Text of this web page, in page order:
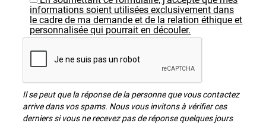
informations soient utilisées exclusivement dans
le cadre de ma demande et de la relation éthique et
personnalisée qui pourrait en découler.
Il se peut que la réponse de la personne que vous contactez
arrive dans vos spams. Nous vous invitons à vérifier ces
derniers si vous ne recevez pas de réponse quelques jours